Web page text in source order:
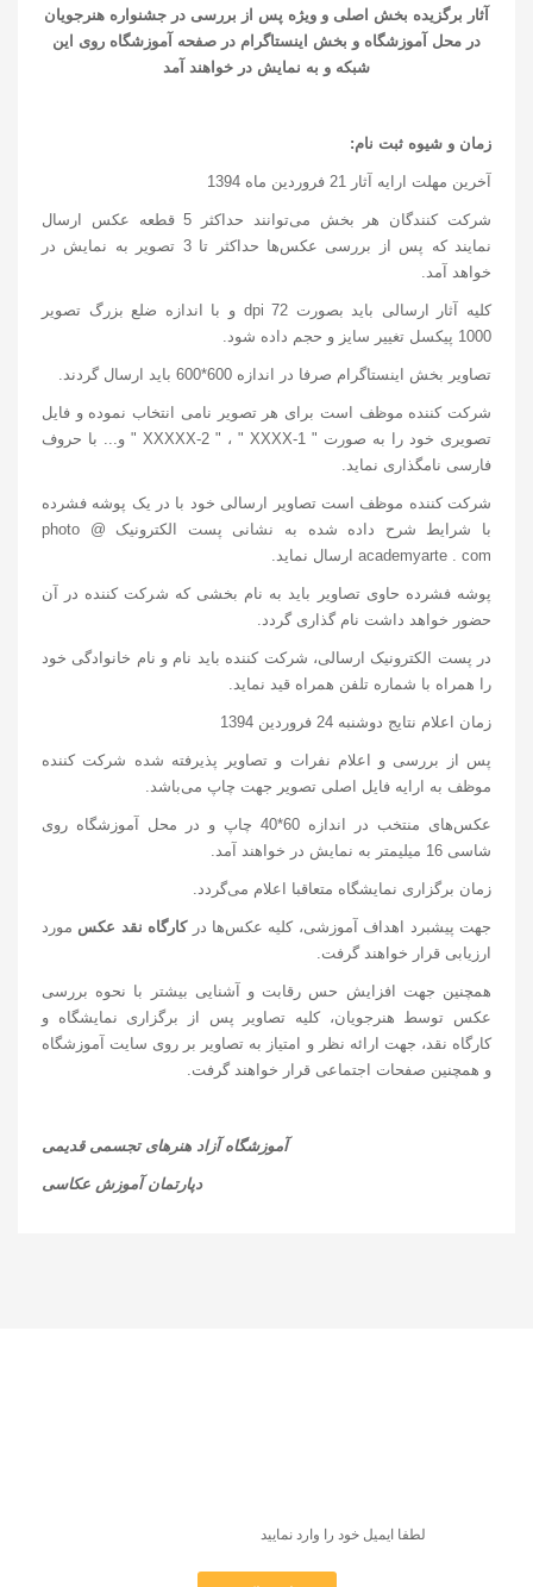
آثار برگزیده بخش اصلی و ویژه پس از بررسی در جشنواره هنرجویان
در محل آموزشگاه و بخش اینستاگرام در صفحه آموزشگاه روی این
شبکه و به نمایش در خواهند آمد
زمان و شیوه ثبت نام:
آخرین مهلت ارایه آثار 21 فروردین ماه 1394
شرکت کنندگان هر بخش می‌توانند حداکثر 5 قطعه عکس ارسال
نمایند که پس از بررسی عکس‌ها حداکثر تا 3 تصویر به نمایش در
خواهد آمد.
کلیه آثار ارسالی باید بصورت dpi 72 و با اندازه ضلع بزرگ تصویر
1000 پیکسل تغییر سایز و حجم داده شود.
تصاویر بخش اینستاگرام صرفا در اندازه 600*600 باید ارسال گردند.
شرکت کننده موظف است برای هر تصویر نامی انتخاب نموده و فایل
تصویری خود را به صورت " 1-XXXXX-2 " ، " XXXX " و... با حروف
فارسی نامگذاری نماید.
شرکت کننده موظف است تصاویر ارسالی خود با در یک پوشه فشرده
با شرایط شرح داده شده به نشانی پست الکترونیک photo @
academyarte . com ارسال نماید.
پوشه فشرده حاوی تصاویر باید به نام بخشی که شرکت کننده در آن
حضور خواهد داشت نام گذاری گردد.
در پست الکترونیک ارسالی، شرکت کننده باید نام و نام خانوادگی خود
را همراه با شماره تلفن همراه قید نماید.
زمان اعلام نتایج دوشنبه 24 فروردین 1394
پس از بررسی و اعلام نفرات و تصاویر پذیرفته شده شرکت کننده
موظف به ارایه فایل اصلی تصویر جهت چاپ می‌باشد.
عکس‌های منتخب در اندازه 60*40 چاپ و در محل آموزشگاه روی
شاسی 16 میلیمتر به نمایش در خواهند آمد.
زمان برگزاری نمایشگاه متعاقبا اعلام می‌گردد.
جهت پیشبرد اهداف آموزشی، کلیه عکس‌ها درکارگاه نقد عکس مورد
ارزیابی قرار خواهند گرفت.
همچنین جهت افزایش حس رقابت و آشنایی بیشتر با نحوه بررسی
عکس توسط هنرجویان، کلیه تصاویر پس از برگزاری نمایشگاه و
کارگاه نقد، جهت ارائه نظر و امتیاز به تصاویر بر روی سایت آموزشگاه
و همچنین صفحات اجتماعی قرار خواهند گرفت.
آموزشگاه آزاد هنرهای تجسمی قدیمی
دپارتمان آموزش عکاسی